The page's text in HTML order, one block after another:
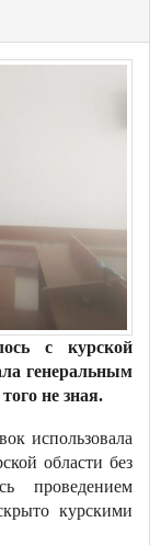
с курской
генеральным
не зная.
использовала
области без
проведением
курскими